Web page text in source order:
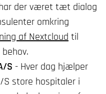
der været tæt dialog
omkring
af Nextcloud til
S - Hver dag hjælper
store hospitaler i